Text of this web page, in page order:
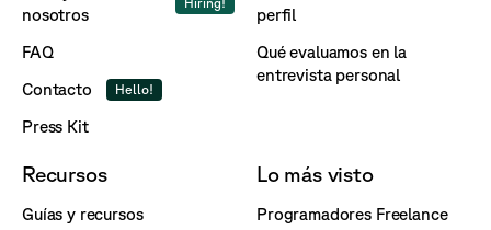
nosotros
Hiring!
FAQ
Contacto
Hello!
Press Kit
perfil
Qué evaluamos en la
entrevista personal
Recursos
Guías y recursos
Lo más visto
Programadores Freelance